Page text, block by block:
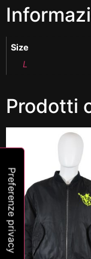
Size
L
Prodotti